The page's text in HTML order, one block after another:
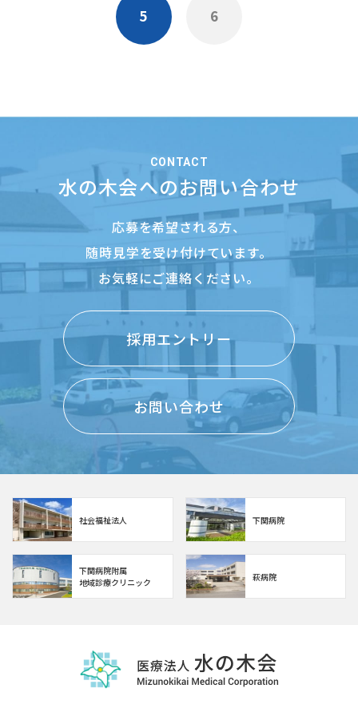
5 6
CONTACT
水の木会へのお問い合わせ
応募を希望される方、
随時見学を受け付けています。
お気軽にご連絡ください。
採用エントリー
お問い合わせ
社会福祉法人 下関病院
下関病院附属
地域診療クリニック
萩病院